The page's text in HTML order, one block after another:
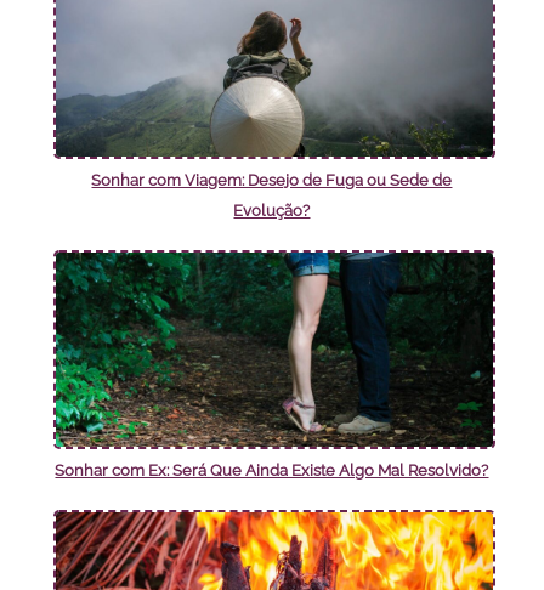
Sonhar com Viagem: Desejo de Fuga ou Sede de
Evolução?
Sonhar com Ex: Será Que Ainda Existe Algo Mal Resolvido?